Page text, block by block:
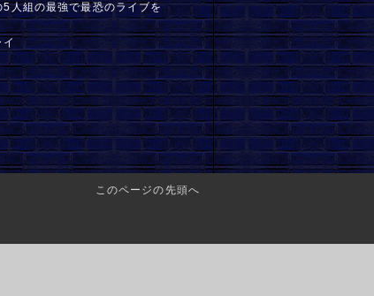
5人組の最強で最恐のライブを
このページの先頭へ